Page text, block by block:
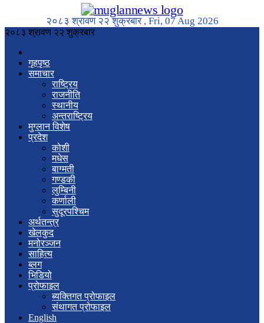
२०८३ श्रावण २२ शुक्रबार , Fri, 07 Aug 2026
२०८३ श्रावण २२ शुक्रबार
गृहपृष्ठ
समाचार
राष्ट्रिय
राजनीति
स्थानीय
अन्तराष्ट्रिय
मुग्लान विशेष
प्रदेश
कोशी
मधेस
बाग्मती
गण्डकी
लुम्बिनी
कर्णाली
सुदूरपश्चिम
अर्थतन्त्र
खेलकुद
मनोरञ्जन
साहित्य
ब्लग
भिडियो
प्रोफाइल
ब्यक्तिगत प्रोफाइल
संथागत प्रोफाइल
English